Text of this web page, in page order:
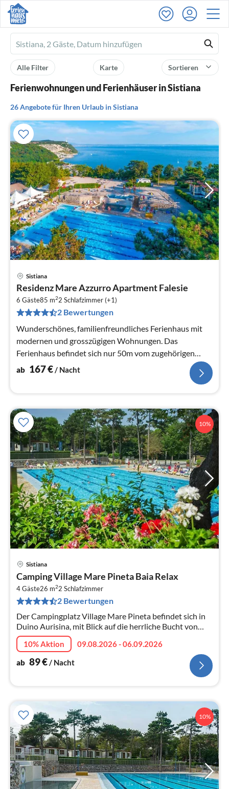
Ferienhausmiete
logo
Sortieren
Karte
Alle Filter
Ferienwohnungen und Ferienhäuser in Sistiana
26 Angebote für Ihren Urlaub in Sistiana
Sistiana
Residenz Mare Azzurro Apartment Falesie
6 Gäste85 m22 Schlafzimmer (+1)
2 Bewertungen
Wunderschönes, familienfreundliches Ferienhaus mit
modernen und grosszügigen Wohnungen. Das
Ferienhaus befindet sich nur 50m vom zugehörigen
Mare Pineta Camping Village.
ab 167€/ Nacht
10%
Sistiana
Camping Village Mare Pineta Baia Relax
4 Gäste26 m22 Schlafzimmer
2 Bewertungen
Der Campingplatz Village Mare Pineta befindet sich in
Duino Aurisina, mit Blick auf die herrliche Bucht von
Sistiana, in einzigartiger Panoramalage am Golf von
Triest, innerhalb de...
10% Aktion
09.08.2026 - 06.09.2026
ab 89€/ Nacht
10%